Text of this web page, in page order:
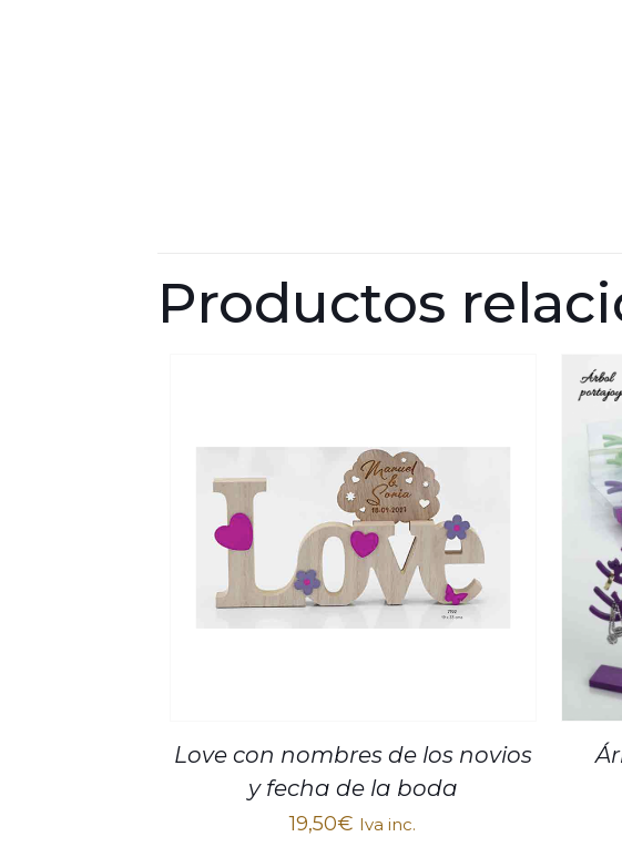
Productos
Love con nombres de los novios
y fecha de la boda
19,50€ Iva inc.